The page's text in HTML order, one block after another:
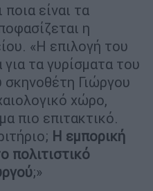
είναι τα
η
«Η επιλογή του
τα γυρίσματα του
Γιώργου
χώρο,
πιο επιτακτικό.
Η εμπορική
πολιτιστικό
;»